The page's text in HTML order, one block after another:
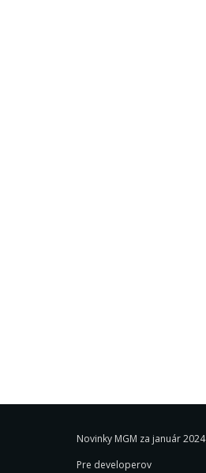
Novinky MGM za január 2024
Pre developerov